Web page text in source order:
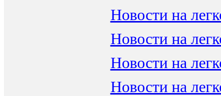
Новости на
Новости на
Новости на
Новости на